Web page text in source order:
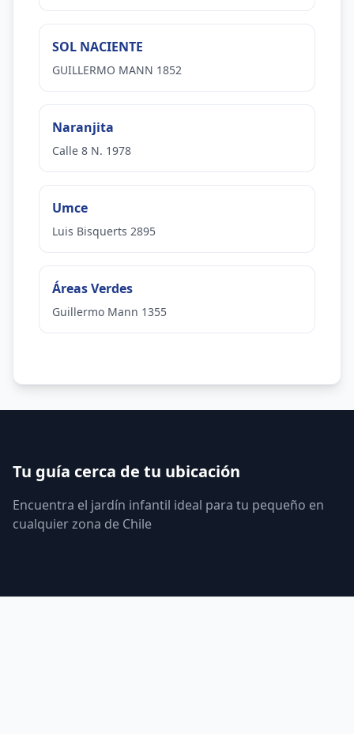
SOL NACIENTE
GUILLERMO MANN 1852
Naranjita
Calle 8 N. 1978
Umce
Luis Bisquerts 2895
Áreas Verdes
Guillermo Mann 1355
Tu guía cerca de tu ubicación
Encuentra el jardín infantil ideal para tu pequeño en
cualquier zona de Chile